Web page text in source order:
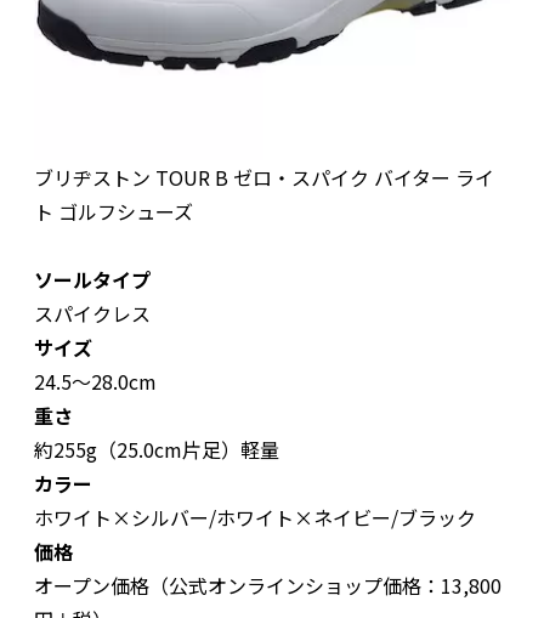
ブリヂストン TOUR B ゼロ・スパイク バイター ライ
ト ゴルフシューズ
ソールタイプ
スパイクレス
サイズ
24.5〜28.0cm
重さ
約255g（25.0cm片足）軽量
カラー
ホワイト×シルバー/ホワイト×ネイビー/ブラック
価格
オープン価格（公式オンラインショップ価格：13,800